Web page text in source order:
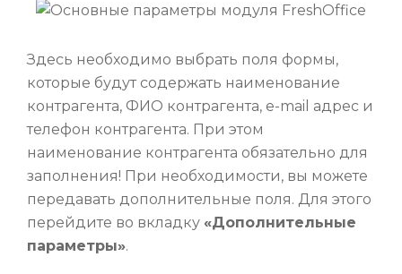
Здесь необходимо выбрать поля формы,
которые будут содержать наименование
контрагента, ФИО контрагента, e-mail адрес и
телефон контрагента. При этом
наименование контрагента обязательно для
заполнения! При необходимости, вы можете
передавать дополнительные поля. Для этого
перейдите во вкладку «Дополнительные
параметры».